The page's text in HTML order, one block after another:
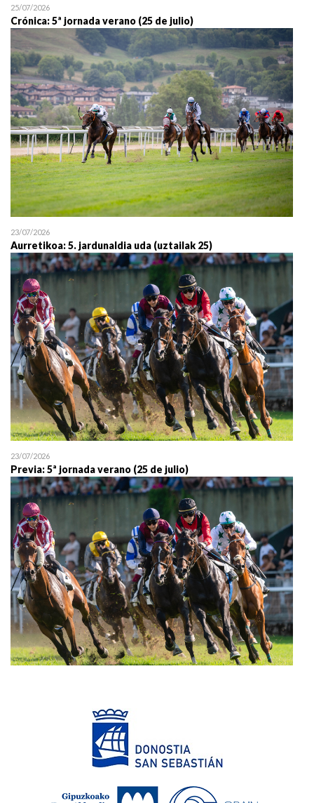
25/07/2026
Crónica: 5ª jornada verano (25 de julio)
23/07/2026
Aurretikoa: 5. jardunaldia uda (uztailak 25)
23/07/2026
Previa: 5ª jornada verano (25 de julio)